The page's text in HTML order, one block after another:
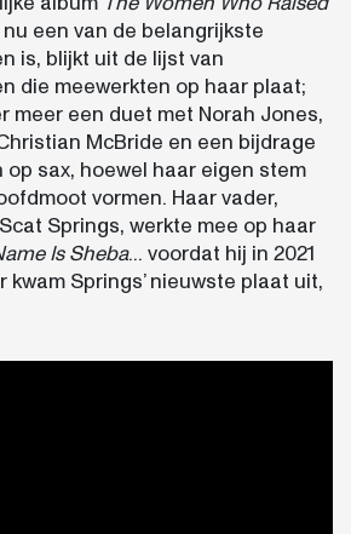
een van de belangrijkste
is, blijkt uit de lijst van
die meewerkten op haar plaat;
meer een duet met Norah Jones,
McBride en een bijdrage
op sax, hoewel haar eigen stem
vormen. Haar vader,
Springs, werkte mee op haar
Is Sheba... voordat hij in 2021
kwam Springs’ nieuwste plaat uit,